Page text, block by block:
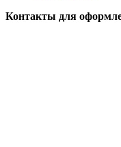
Контакты для